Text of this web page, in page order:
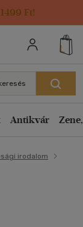
Ft!
Antikvár
irodalom